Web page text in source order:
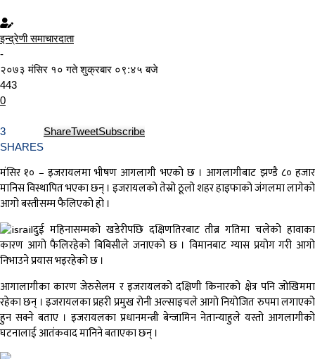
इन्द्रेणी समाचारदाता
-
२०७३ मंसिर १० गते शुक्रबार ०९:४५ बजे
443
0
3
SHARES
ShareTweetSubscribe
मंसिर १० – इजरायलमा भीषण आगलागी भएको छ । आगलागीबाट झण्डै ८० हजार
मानिस विस्थापित भएका छन् । इजरायलको तेस्रो ठूलो शहर हाइफाको जंगलमा लागेको
आगो बस्तीसम्म फैलिएको हो ।
दुई महिनासम्मको खडेरीपछि दक्षिणतिरबाट तीब्र गतिमा चलेको हावाका
कारण आगो फैलिरहेको बिबिसीले जनाएको छ । विमानबाट ग्यास प्रयोग गरी आगो
निभाउने प्रयास भइरहेको छ ।
आगालागीका कारण जेरुसेलम र इजरायलको दक्षिणी किनारको क्षेत्र पनि जोखिममा
रहेका छन् । इजरायलका प्रहरी प्रमुख रोनी अल्साइचले आगो नियोजित रुपमा लगाएको
हुन सक्ने बताए । इजरायलका प्रधानमन्त्री बेन्जामिन नेतान्याहुले यस्तो आगलागीको
घटनालाई आतंकवाद मानिने बताएका छन् ।